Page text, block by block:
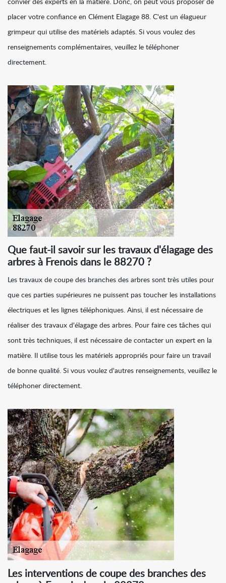
convier des experts en la matière. Donc, on peut vous proposer de
placer votre confiance en Clément Elagage 88. C'est un élagueur
grimpeur qui utilise des matériels adaptés. Si vous voulez des
renseignements complémentaires, veuillez le téléphoner
directement.
Que faut-il savoir sur les travaux d'élagage des
arbres à Frenois dans le 88270 ?
Les travaux de coupe des branches des arbres sont très utiles pour
que ces parties supérieures ne puissent pas toucher les installations
électriques et les lignes téléphoniques. Ainsi, il est nécessaire de
réaliser des travaux d'élagage des arbres. Pour faire ces tâches qui
sont très techniques, il est nécessaire de contacter un expert en la
matière. Il utilise tous les matériels appropriés pour faire un travail
de bonne qualité. Si vous voulez d'autres renseignements, veuillez le
téléphoner directement.
Les interventions de coupe des branches des